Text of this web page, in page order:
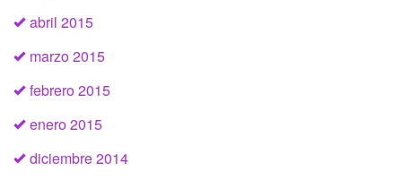
abril 2015
marzo 2015
febrero 2015
enero 2015
diciembre 2014